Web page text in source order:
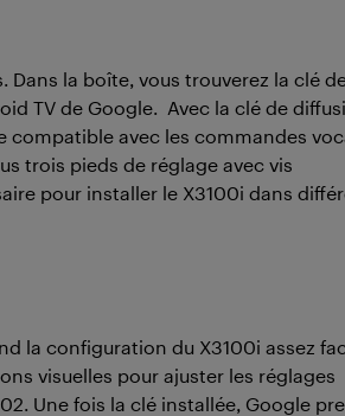
Dans la boîte, vous trouverez la clé
TV de Google. Avec la clé de
avec les commandes
trois pieds de réglage avec vis
pour installer le X3100i dans
la configuration du X3100i assez
visuelles pour ajuster les réglages
Une fois la clé installée, Google